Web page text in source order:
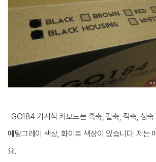
GO184 기계식 키보드는 흑축, 갈축, 적축, 청
메탈그레이 색상, 화이트 색상이 있습니다. 저는
요.